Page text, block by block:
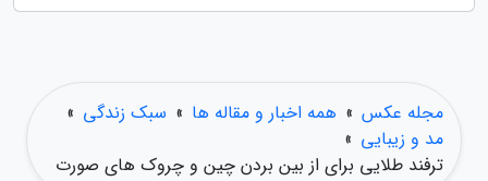
مجله عکس » همه اخبار و مقاله ها » سبک زندگی »
مد و زیبایی »
ترفند طلایی برای از بین بردن چین و چروک های صورت